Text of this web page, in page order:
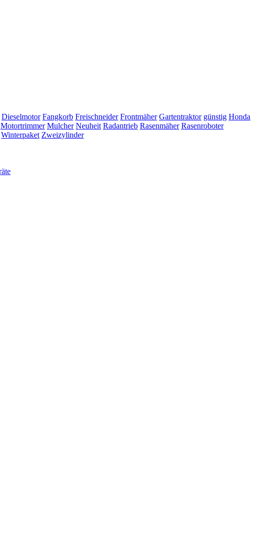
Dieselmotor Fangkorb Freischneider Frontmäher Gartentraktor günstig Honda
Motortrimmer Mulcher Neuheit Radantrieb Rasenmäher Rasenroboter
Winterpaket Zweizylinder